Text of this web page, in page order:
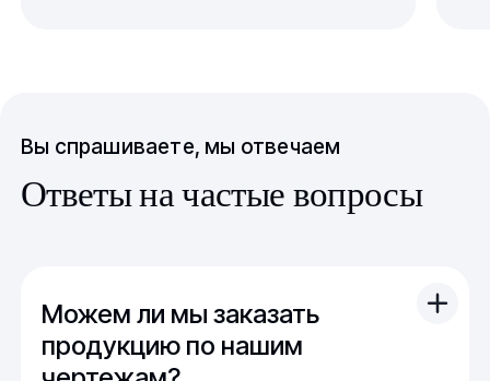
Вы спрашиваете, мы отвечаем
Ответы на частые вопросы
Можем ли мы заказать
продукцию по нашим